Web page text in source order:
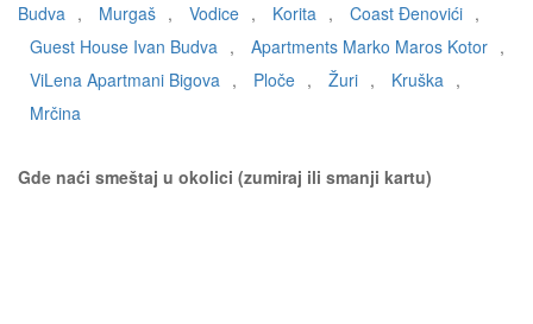
Budva , Murgaš , Vodice , Korita , Coast Đenovići ,
Guest House Ivan Budva , Apartments Marko Maros Kotor ,
ViLena Apartmani Bigova , Ploče , Žuri , Kruška ,
Mrčina
Gde naći smeštaj u okolici (zumiraj ili smanji kartu)